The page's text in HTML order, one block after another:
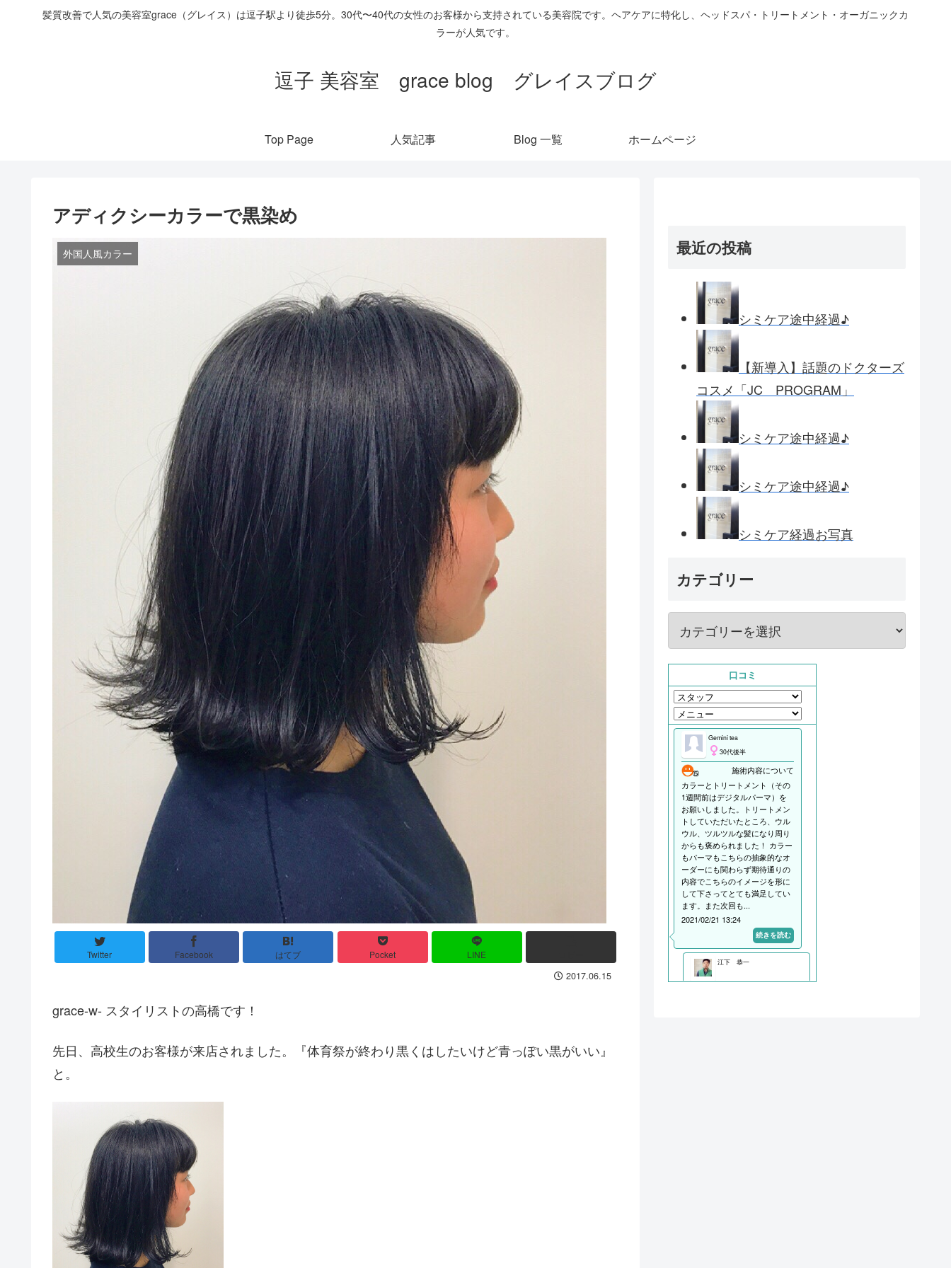
髪質改善で人気の美容室grace（グレイス）は逗子駅より徒歩5分。30代〜40代の女性のお客様から支持されている美容院です。ヘアケアに特化し、ヘッドスパ・トリートメント・オーガニックカ
ラーが人気です。
逗子 美容室 grace blog グレイスブログ
Top Page 人気記事 Blog 一覧 ホームページ
アディクシーカラーで黒染め
外国人風カラー
Twitter Facebook はてブ Pocket LINE
2017.06.15
grace-w- スタイリストの高橋です！
先日、高校生のお客様が来店されました。『体育祭が終わり黒くはしたいけど青っぽい黒がいい』
と。
最近の投稿
シミケア途中経過♪
【新導入】話題のドクターズ
コスメ「JC PROGRAM」
シミケア途中経過♪
シミケア途中経過♪
シミケア経過お写真
カテゴリー